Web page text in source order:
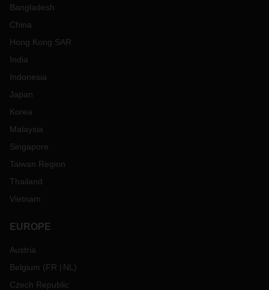
Bangladesh
China
Hong Kong SAR
India
Indonesia
Japan
Korea
Malaysia
Singapore
Taiwan Region
Thailand
Vietnam
EUROPE
Austria
Belgium (FR NL )
Czech Republic